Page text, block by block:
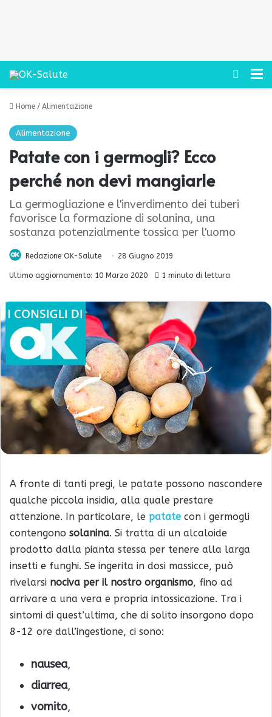
Cerca
Home / Alimentazione
Alimentazione
Patate con i germogli? Ecco
perché non devi mangiarle
La germogliazione e l'inverdimento dei tuberi
favorisce la formazione di solanina, una
sostanza potenzialmente tossica per l'uomo
Redazione OK-Salute 28 Giugno 2019
Ultimo aggiornamento: 10 Marzo 2020 1 minuto di lettura
A fronte di tanti pregi, le patate possono nascondere
qualche piccola insidia, alla quale prestare
attenzione. In particolare, le patate con i germogli
contengono solanina. Si tratta di un alcaloide
prodotto dalla pianta stessa per tenere alla larga
insetti e funghi. Se ingerita in dosi massicce, può
rivelarsi nociva per il nostro organismo, fino ad
arrivare a una vera e propria intossicazione. Tra i
sintomi di quest’ultima, che di solito insorgono dopo
8-12 ore dall’ingestione, ci sono:
nausea,
diarrea,
vomito,